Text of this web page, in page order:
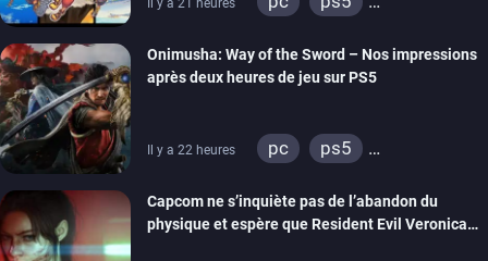
Il y a 21 heures
Onimusha: Way of the Sword – Nos impressions
après deux heures de jeu sur PS5
Il y a 22 heures pc
ps5
Capcom ne s’inquiète pas de l’abandon du
physique et espère que Resident Evil Veronica